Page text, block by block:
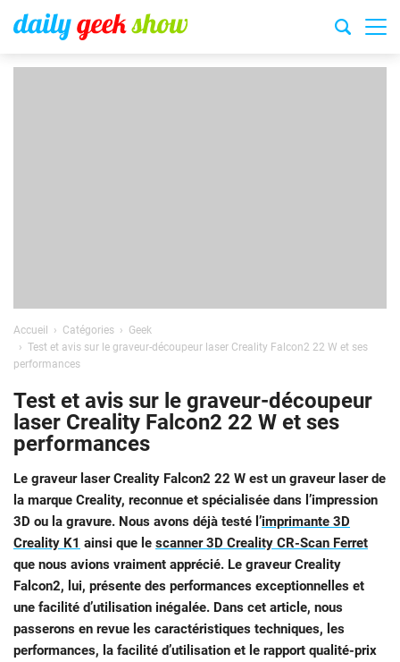
Accueil Catégories
Geek
Test et avis sur le graveur-découpeur laser Creality Falcon2 22 W et ses
performances
Test et avis sur le graveur-découpeur
laser Creality Falcon2 22 W et ses
performances
Le graveur laser Creality Falcon2 22 W est un graveur laser de
la marque Creality, reconnue et spécialisée dans l’impression
3D ou la gravure. Nous avons déjà testé l’imprimante 3D
Creality K1 ainsi que le scanner 3D Creality CR-Scan Ferret
que nous avions vraiment apprécié. Le graveur Creality
Falcon2, lui, présente des performances exceptionnelles et
une facilité d’utilisation inégalée. Dans cet article, nous
passerons en revue les caractéristiques techniques, les
performances, la facilité d’utilisation et le rapport qualité-prix